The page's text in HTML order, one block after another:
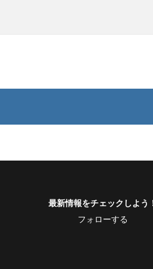
最新情報をチェックしよう
フォローする